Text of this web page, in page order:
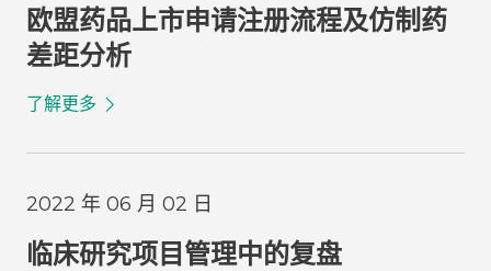
欧盟药品上市申请注册流程及仿制药
差距分析
了解更多
2022 年 06 月 02 日
临床研究项目管理中的复盘